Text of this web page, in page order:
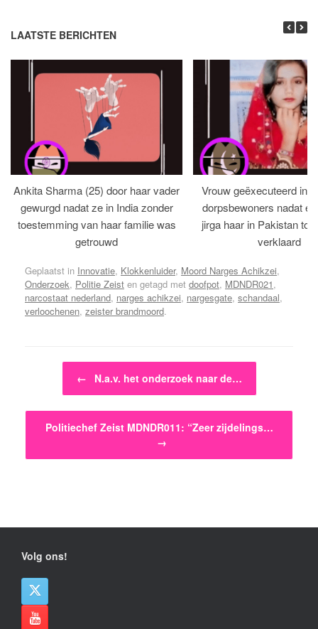
LAATSTE BERICHTEN
Ankita Sharma (25) door haar vader
gewurgd nadat ze in India zonder
toestemming van haar familie was
getrouwd
Vrouw geëxecuteerd in
dorpsbewoners nadat
jirga haar in Pakistan tot
verklaard
Geplaatst in Innovatie, Klokkenluider, Moord Narges Achikzei,
Onderzoek, Politie Zeist en getagd met doofpot, MDNDR021,
narcostaat nederland, narges achikzei, nargesgate, schandaal,
verloochenen, zeister brandmoord.
← N.a.v. het onderzoek naar de…
Politiechef Zeist MDNDR011: “Zeer zijdelings…
→
Volg ons!